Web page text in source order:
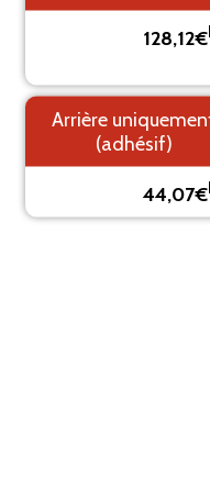
128,12€
Arrière
(adhésif)
44,07€
1. Fond 2.
PRÉVISUALISEZ
Le visuel est un